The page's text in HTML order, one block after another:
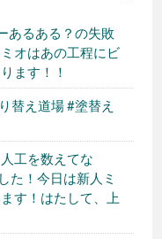
あるある？の失敗
オはあの工程にビ
ます！！
替え道場 #塗替え
工を数えてな
た！今日は新人ミ
す！はたして、上